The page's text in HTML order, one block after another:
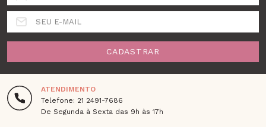
SEU E-MAIL
CADASTRAR
ATENDIMENTO
Telefone: 21 2491-7686
De Segunda à Sexta das 9h às 17h